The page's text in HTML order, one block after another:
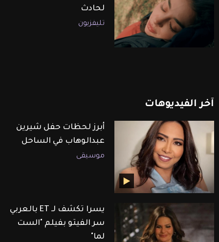
لحادث
تليفزيون
آخر الفيديوهات
أبرز لحظات حفل شيرين
عبدالوهاب في الساحل
موسيقى
يسرا تكشف لـ ET بالعربي
سر الفيتو بفيلم "الست
لما"